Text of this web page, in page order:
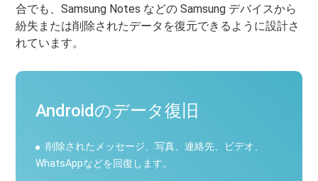
合でも、Samsung Notes などの Samsung デバイスから
紛失または削除されたデータを復元できるように設計さ
れています。
Androidのデータ復旧
削除されたメッセージ、写真、連絡先、ビデオ、
WhatsAppなどを回復します。